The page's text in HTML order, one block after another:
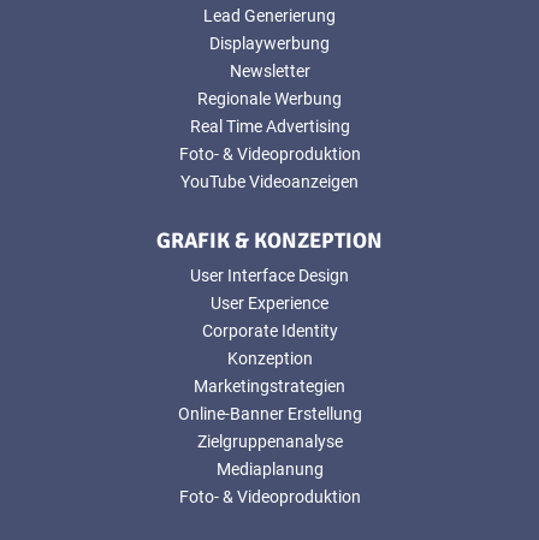
Lead Generierung
Displaywerbung
Newsletter
Regionale Werbung
Real Time Advertising
Foto- & Videoproduktion
YouTube Videoanzeigen
GRAFIK & KONZEPTION
User Interface Design
User Experience
Corporate Identity
Konzeption
Marketingstrategien
Online-Banner Erstellung
Zielgruppenanalyse
Mediaplanung
Foto- & Videoproduktion